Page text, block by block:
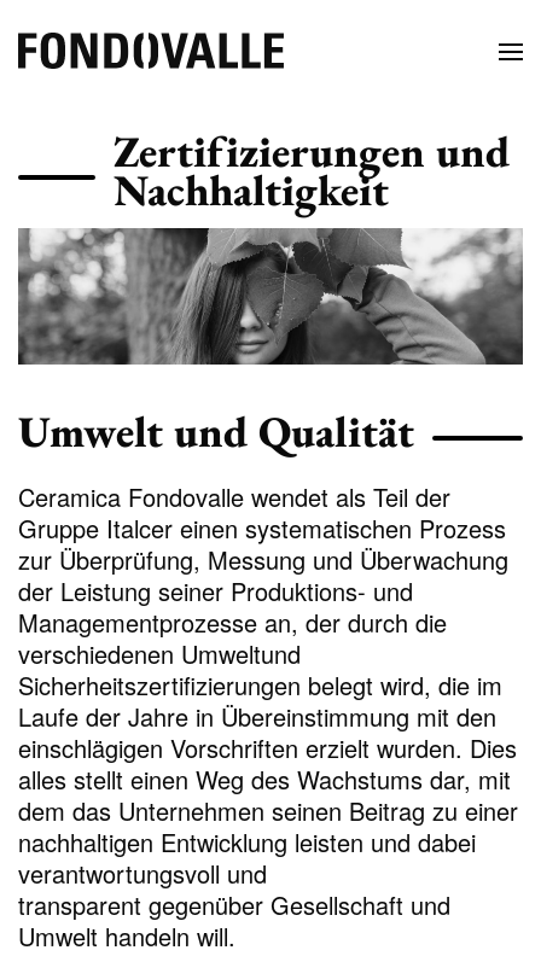
Zertifizierungen und
Nachhaltigkeit
Umwelt und Qualität
Ceramica Fondovalle wendet als Teil der
Gruppe Italcer einen systematischen Prozess
zur Überprüfung, Messung und Überwachung
der Leistung seiner Produktions- und
Managementprozesse an, der durch die
verschiedenen Umweltund
Sicherheitszertifizierungen belegt wird, die im
Laufe der Jahre in Übereinstimmung mit den
einschlägigen Vorschriften erzielt wurden. Dies
alles stellt einen Weg des Wachstums dar, mit
dem das Unternehmen seinen Beitrag zu einer
nachhaltigen Entwicklung leisten und dabei
verantwortungsvoll und
transparent gegenüber Gesellschaft und
Umwelt handeln will.